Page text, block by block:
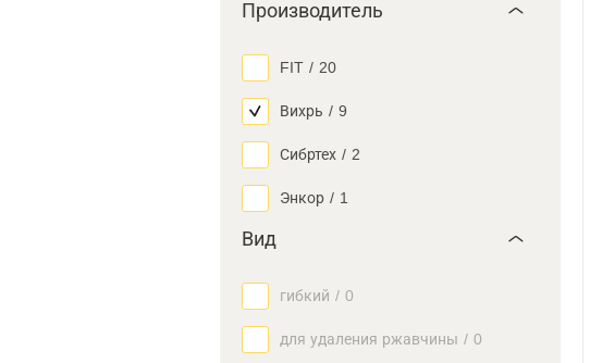
Производитель
FIT / 20
Вихрь / 9
Сибртех / 2
Энкор / 1
Вид
гибкий / 0
для удаления ржавчины / 0